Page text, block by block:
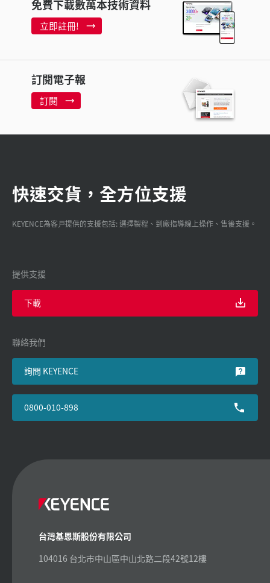
免費下載數萬本技術資料
立即註冊!
訂閱電子報
訂閱
快速交貨，全方位支援
KEYENCE為客戸提供的支援包括: 選擇製程、到廠指導線上操作、售後支援。
提供支援
下載
聯絡我們
詢問 KEYENCE
0800-010-898
台灣基恩斯股份有限公司
104016 台北市中山區中山北路二段42號12樓